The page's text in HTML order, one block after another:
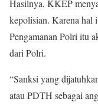
Hasilnya, KKEP
kepolisian. Karena hal
Pengamanan Polri itu
dari Polri.
“Sanksi yang
atau PDTH sebagai